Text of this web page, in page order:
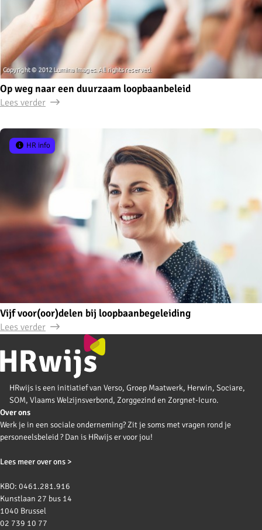
Op weg naar een duurzaam loopbaanbeleid
Lees verder
Vijf voor(oor)delen bij loopbaanbegeleiding
HR info
Lees verder
HRwijs is een initiatief van Verso, Groep Maatwerk, Herwin, Sociare,
SOM, Vlaams Welzijnsverbond, Zorggezind en Zorgnet-Icuro.
Over ons
Werk je in een sociale onderneming? Zit je soms met vragen rond je
personeelsbeleid ? Dan is HRwijs er voor jou!
Lees meer over ons >
KBO: 0461.281.916
Kunstlaan 27 bus 14
1040 Brussel
02 739 10 77